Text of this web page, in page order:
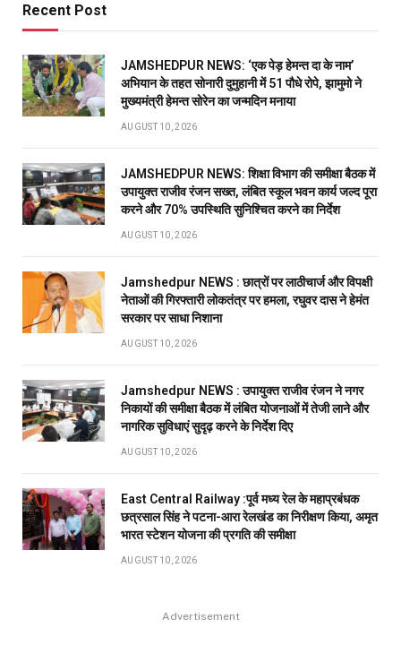
Recent Post
JAMSHEDPUR NEWS: ‘एक पेड़ हेमन्त दा के नाम’
अभियान के तहत सोनारी दुमुहानी में 51 पौधे रोपे, झामुमो ने
मुख्यमंत्री हेमन्त सोरेन का जन्मदिन मनाया
AUGUST 10, 2026
JAMSHEDPUR NEWS: शिक्षा विभाग की समीक्षा बैठक में
उपायुक्त राजीव रंजन सख्त, लंबित स्कूल भवन कार्य जल्द पूरा
करने और 70% उपस्थिति सुनिश्चित करने का निर्देश
AUGUST 10, 2026
Jamshedpur NEWS : छात्रों पर लाठीचार्ज और विपक्षी
नेताओं की गिरफ्तारी लोकतंत्र पर हमला, रघुवर दास ने हेमंत
सरकार पर साधा निशाना
AUGUST 10, 2026
Jamshedpur NEWS : उपायुक्त राजीव रंजन ने नगर
निकायों की समीक्षा बैठक में लंबित योजनाओं में तेजी लाने और
नागरिक सुविधाएं सुदृढ़ करने के निर्देश दिए
AUGUST 10, 2026
East Central Railway :पूर्व मध्य रेल के महाप्रबंधक
छत्रसाल सिंह ने पटना-आरा रेलखंड का निरीक्षण किया, अमृत
भारत स्टेशन योजना की प्रगति की समीक्षा
AUGUST 10, 2026
Advertisement